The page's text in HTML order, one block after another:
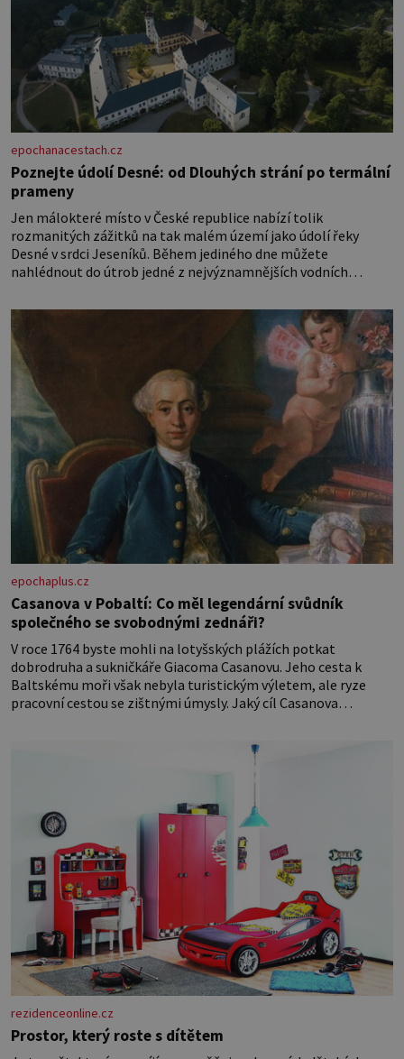
epochanacestach.cz
Poznejte údolí Desné: od Dlouhých strání po termální
prameny
Jen málokteré místo v České republice nabízí tolik
rozmanitých zážitků na tak malém území jako údolí řeky
Desné v srdci Jeseníků. Během jediného dne můžete
nahlédnout do útrob jedné z nejvýznamnějších vodních
koloběžce a den zakončit poznáváním památek ve Velkých
Losinách nebo v termálním
epochaplus.cz
Casanova v Pobaltí: Co měl legendární svůdník
společného se svobodnými zednáři?
V roce 1764 byste mohli na lotyšských plážích potkat
dobrodruha a sukničkáře Giacoma Casanovu. Jeho cesta k
Baltskému moři však nebyla turistickým výletem, ale ryze
pracovní cestou se zištnými úmysly. Jaký cíl Casanova
této oblasti žádným nováčkem, protože do zednářské
rezidenceonline.cz
Prostor, který roste s dítětem